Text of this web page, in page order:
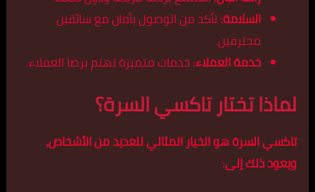
السلامة:تأكد من الوصول بأمان مع سائقين
محترفين.
خدمة العملاء:خدمات متميزة تهتم برضا العملاء.
لماذا تختار تاكسي السرة؟
تاكسي السرة هو الخيار المثالي للعديد من الأشخاص،
ويعود ذلك إلى: